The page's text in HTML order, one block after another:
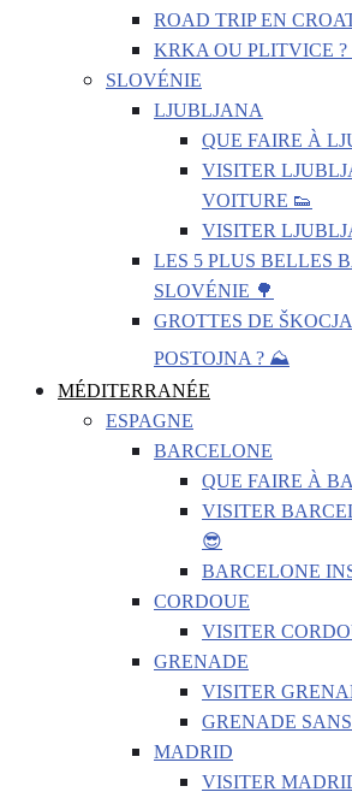
ROAD TRIP EN
KRKA OU PLITVICE ?
SLOVÉNIE
LJUBLJANA
QUE FAIRE À
VISITER
VOITURE 👟
VISITER
LES 5 PLUS BELLES
SLOVÉNIE 🌳
GROTTES DE
POSTOJNA ? ⛰️
MÉDITERRANÉE
ESPAGNE
BARCELONE
QUE FAIRE À
VISITER
😎
BARCELONE
CORDOUE
VISITER
GRENADE
VISITER
GRENADE
MADRID
VISITER